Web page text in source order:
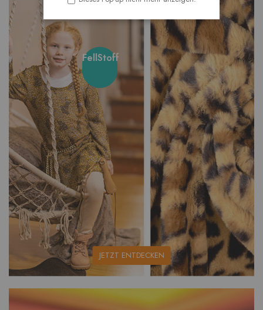
unsere
FellStoff
JETZT ENTDECKEN